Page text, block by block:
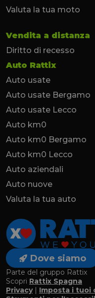
Valuta la tua moto
Vendita a distanza
Diritto di recesso
Auto Rattix
Auto usate
Auto usate Bergamo
Auto usate Lecco
Auto km0
Auto km0 Bergamo
Auto km0 Lecco
Auto aziendali
Auto nuove
Valuta la tua auto
Dove siamo
Parte del gruppo Rattix
Scopri Rattix Spagna
Privacy| Imposta i tuoi